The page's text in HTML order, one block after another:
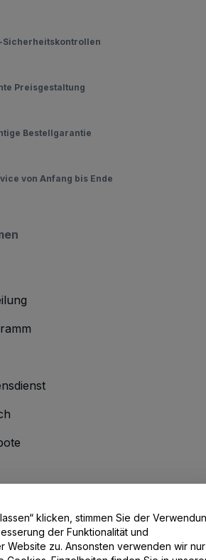
Sicherheitskontrollen
Preisgestaltung
Bestellgarantie
von Anfang bis Ende
Kontakt
klicken, stimmen Sie der
der Funktionalität und
verwenden wir nur